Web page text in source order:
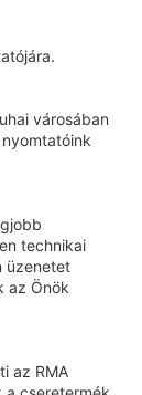
városában
technikai
üzenetet
az Önök
az RMA